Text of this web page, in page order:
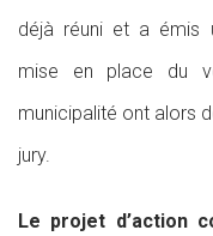
déjà réuni et a émis
mise en place du
municipalité ont alors
jury.
Le projet d’action